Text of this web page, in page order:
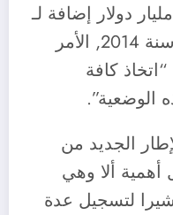
التوالي ما قيمته 7,6 و 7,3 مليار دولار إضافة لـ
5,7 مليار دولار تم تسجيلها سنة 2014, الأمر
كافة
الوضعية”.
الجديد من
أهمية ألا وهي
لتسجيل عدة